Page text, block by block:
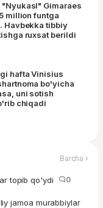
"Nyukasl" Gimaraes
million funtga
Havbekka tibbiy
ruxsat berildi
hafta Vinisius
bo'yicha
uni sotish
chiqadi
Barcha ›
topib qo'ydi 0
jamoa murabbiylar